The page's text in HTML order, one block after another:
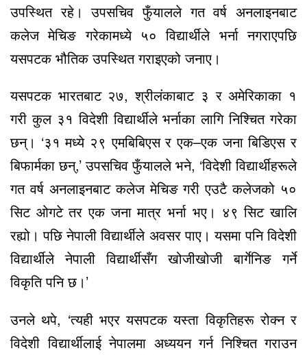
उपस्थित रहे। उपसचिव फुँयालले गत वर्ष अनलाइनबाट
कलेज मेचिङ गरेकामध्ये ५० विद्यार्थीले भर्ना नगराएपछि
यसपटक भौतिक उपस्थित गराइएको जनाए।
यसपटक भारतबाट २७, श्रीलंकाबाट ३ र अमेरिकाका १
गरी कुल ३१ विदेशी विद्यार्थीले भर्नाका लागि निश्चित गरेका
छन्। ‘३१ मध्ये २९ एमबिबिएस र एक–एक जना बिडिएस र
बिफार्मका छन्,’ उपसचिव फुँयालले भने, ‘विदेशी विद्यार्थीहरूले
गत वर्ष अनलाइनबाट कलेज मेचिङ गरी एउटै कलेजको ५०
सिट ओगटे तर एक जना मात्र भर्ना भए। ४९ सिट खालि
रह्यो। पछि नेपाली विद्यार्थीले अवसर पाए। यसमा पनि विदेशी
विद्यार्थीले नेपाली विद्यार्थीसँग खोजीखोजी बार्गेनिङ गर्ने
विकृति पनि छ।’
उनले थपे, ‘त्यही भएर यसपटक यस्ता विकृतिहरू रोक्न र
विदेशी विद्यार्थीलाई नेपालमा अध्ययन गर्न निश्चित गराउन